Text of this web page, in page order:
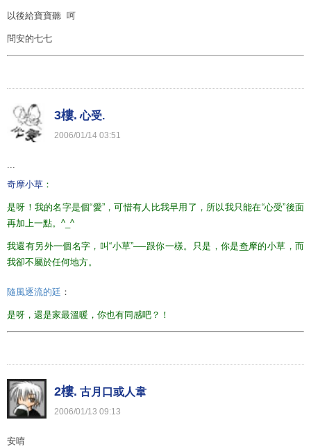
以後給寶寶聽 呵
問安的七七
3樓. 心受.
2006/01/14 03:51
...
奇摩小草 ：
是呀！我的名字是個“愛”，可惜有人比我早用了，所以我只能在“心受”後面
再加上一點。^_^
我還有另外一個名字，叫“小草”──跟你一樣。只是，你是奇摩的小草，而
我卻不屬於任何地方。
隨風逐流的廷 ：
是呀，還是家最溫暖，你也有同感吧？！
2樓. 古月口或人韋
2006/01/13 09:13
安唷